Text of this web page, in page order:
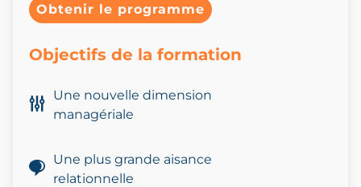
Obtenir le programme
Objectifs de la formation
Une nouvelle dimension
managériale
Une plus grande aisance
relationnelle